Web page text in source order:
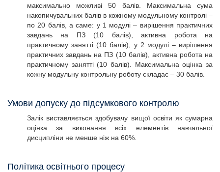
максимально можливі 50 балів. Максимальна сума
накопичувальних балів в кожному модульному контролі –
по 20 балів, а саме: у 1 модулі – вирішення практичних
завдань на ПЗ (10 балів), активна робота на
практичному занятті (10 балів); у 2 модулі – вирішення
практичних завдань на ПЗ (10 балів), активна робота на
практичному занятті (10 балів). Максимальна оцінка за
кожну модульну контрольну роботу складає – 30 балів.
Умови допуску до підсумкового контролю
Залік виставляється здобувачу вищої освіти як сумарна
оцінка за виконання всіх елементів навчальної
дисципліни не менше ніж на 60%.
Політика освітнього процесу